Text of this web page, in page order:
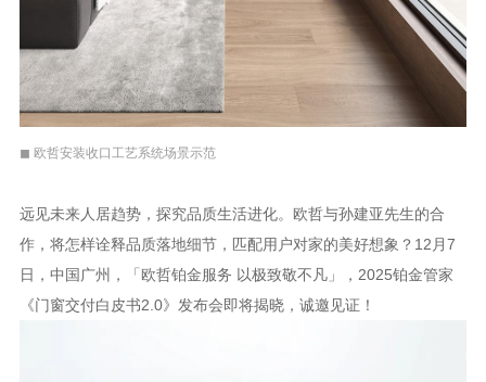
◼ 欧哲安装收口工艺系统场景示范
远见未来人居趋势，探究品质生活进化。欧哲与孙建亚先生的合
作，将怎样诠释品质落地细节，匹配用户对家的美好想象？12月7
日，中国广州，「欧哲铂金服务 以极致敬不凡」，2025铂金管家
《门窗交付白皮书2.0》发布会即将揭晓，诚邀见证！